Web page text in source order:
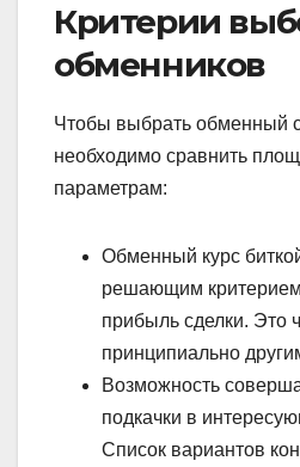
Критерии
обменников
Чтобы выбрать обменный
необходимо сравнить
параметрам:
Обменный курс
решающим
прибыль сделки. Это
принципиально
Возможность
подкачки в
Список вариантов